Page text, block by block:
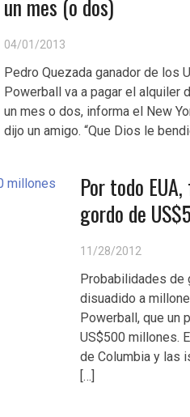
un mes (o dos)
04/01/2013
Pedro Quezada ganador de los
Powerball va a pagar el alquiler
un mes o dos, informa el New
dijo un amigo. “Que Dios le
Por todo
gordo de
11/28/2012
Probabilidades de
disuadido a
Powerball, que un
US$500 millones.
de Columbia y las
[…]